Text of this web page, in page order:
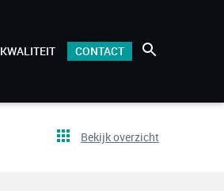
KWALITEIT CONTACT
Bekijk overzicht